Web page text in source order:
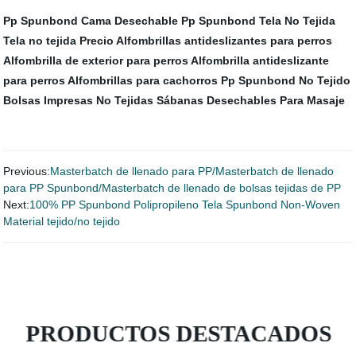
Pp Spunbond Cama Desechable Pp Spunbond Tela No Tejida
Tela no tejida Precio Alfombrillas antideslizantes para perros
Alfombrilla de exterior para perros Alfombrilla antideslizante
para perros Alfombrillas para cachorros Pp Spunbond No Tejido
Bolsas Impresas No Tejidas Sábanas Desechables Para Masaje
Previous:Masterbatch de llenado para PP/Masterbatch de llenado
para PP Spunbond/Masterbatch de llenado de bolsas tejidas de PP
Next:100% PP Spunbond Polipropileno Tela Spunbond Non-Woven
Material tejido/no tejido
PRODUCTOS DESTACADOS